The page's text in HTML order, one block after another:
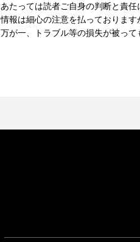
あたっては読者ご自身の判断と責
情報は細心の注意を払っておりま
万が一、トラブル等の損失が被って